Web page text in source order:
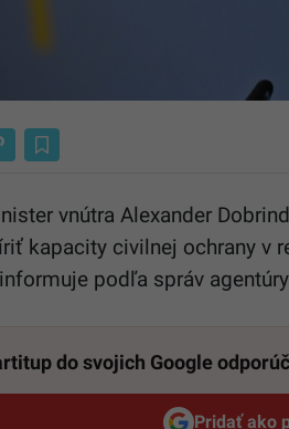
vnútra Alexander
kapacity civilnej ochrany v
podľa správ
do svojich Google
Pridať ako